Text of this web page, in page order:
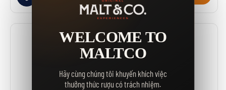
WELCOME TO
MALTCO
Hãy cùng chúng tôi khuyến khích việc
thưởng thức rượu có trách nhiệm.